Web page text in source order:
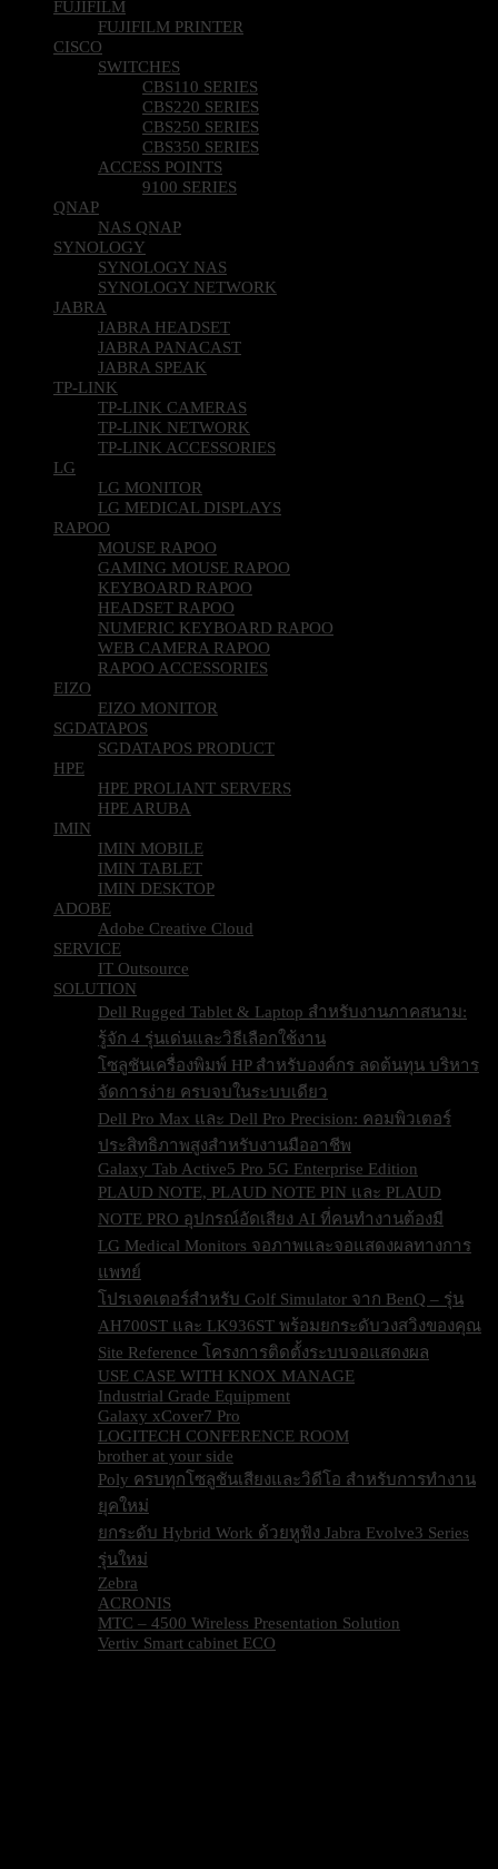
FUJIFILM
FUJIFILM PRINTER
CISCO
SWITCHES
CBS110 SERIES
CBS220 SERIES
CBS250 SERIES
CBS350 SERIES
ACCESS POINTS
9100 SERIES
QNAP
NAS QNAP
SYNOLOGY
SYNOLOGY NAS
SYNOLOGY NETWORK
JABRA
JABRA HEADSET
JABRA PANACAST
JABRA SPEAK
TP-LINK
TP-LINK CAMERAS
TP-LINK NETWORK
TP-LINK ACCESSORIES
LG
LG MONITOR
LG MEDICAL DISPLAYS
RAPOO
MOUSE RAPOO
GAMING MOUSE RAPOO
KEYBOARD RAPOO
HEADSET RAPOO
NUMERIC KEYBOARD RAPOO
WEB CAMERA RAPOO
RAPOO ACCESSORIES
EIZO
EIZO MONITOR
SGDATAPOS
SGDATAPOS PRODUCT
HPE
HPE PROLIANT SERVERS
HPE ARUBA
IMIN
IMIN MOBILE
IMIN TABLET
IMIN DESKTOP
ADOBE
Adobe Creative Cloud
SERVICE
IT Outsource
SOLUTION
Dell Rugged Tablet & Laptop สำหรับงานภาคสนาม:
รู้จัก 4 รุ่นเด่นและวิธีเลือกใช้งาน
โซลูชันเครื่องพิมพ์ HP สำหรับองค์กร ลดต้นทุน บริหาร
จัดการง่าย ครบจบในระบบเดียว
Dell Pro Max และ Dell Pro Precision: คอมพิวเตอร์
ประสิทธิภาพสูงสำหรับงานมืออาชีพ
Galaxy Tab Active5 Pro 5G Enterprise Edition
PLAUD NOTE, PLAUD NOTE PIN และ PLAUD
NOTE PRO อุปกรณ์อัดเสียง AI ที่คนทำงานต้องมี
LG Medical Monitors จอภาพและจอแสดงผลทางการ
แพทย์
โปรเจคเตอร์สำหรับ Golf Simulator จาก BenQ – รุ่น
AH700ST และ LK936ST พร้อมยกระดับวงสวิงของคุณ
Site Reference โครงการติดตั้งระบบจอแสดงผล
USE CASE WITH KNOX MANAGE
Industrial Grade Equipment
Galaxy xCover7 Pro
LOGITECH CONFERENCE ROOM
brother at your side
Poly ครบทุกโซลูชันเสียงและวิดีโอ สำหรับการทำงาน
ยุคใหม่
ยกระดับ Hybrid Work ด้วยหูฟัง Jabra Evolve3 Series
รุ่นใหม่
Zebra
ACRONIS
MTC – 4500 Wireless Presentation Solution
Vertiv Smart cabinet ECO